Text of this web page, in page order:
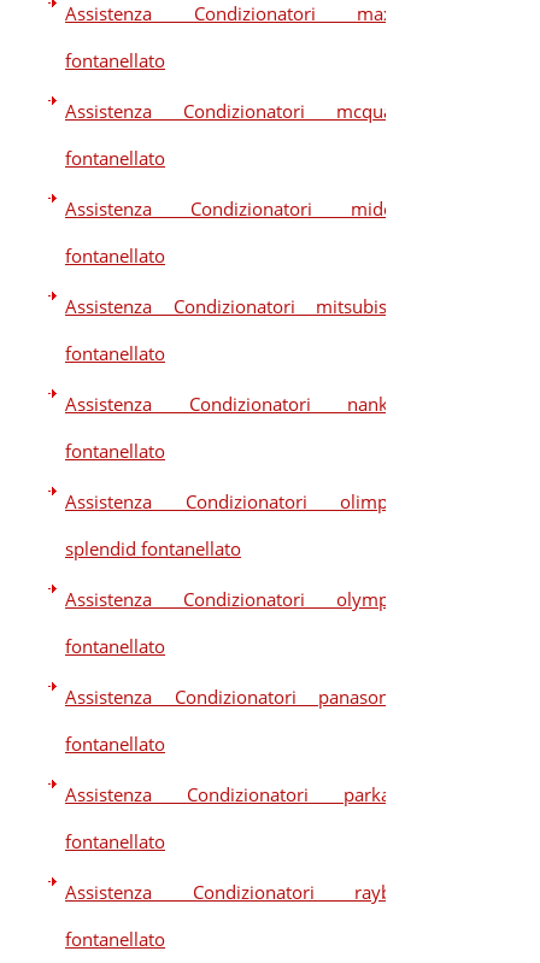
Assistenza Condizionatori maxa
fontanellato
Assistenza Condizionatori mcquay
fontanellato
Assistenza Condizionatori midea
fontanellato
Assistenza Condizionatori mitsubishi
fontanellato
Assistenza Condizionatori nankaj
fontanellato
Assistenza Condizionatori olimpia
splendid fontanellato
Assistenza Condizionatori olympic
fontanellato
Assistenza Condizionatori panasonic
fontanellato
Assistenza Condizionatori parkair
fontanellato
Assistenza Condizionatori raybo
fontanellato